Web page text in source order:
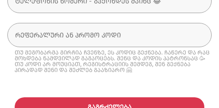
თუ მეგობარმა გირჩია ჩვენზე, ეს კოდიც გექნება. ჩაწერე და რაც
მოხდება ნამდვილად გაგაოცებს. შენც და კოდის პატრონსაც 🥳
თუ კოდი არ მოუციათ, რეგისტრაციის შემდეგ, შენ გექნება
პირადად შენი და შეძლებ გააზიარო 🤗